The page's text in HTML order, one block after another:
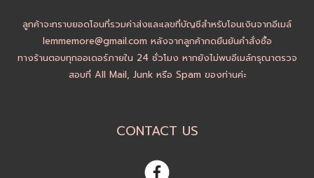
ลูกค้าจะทราบยอดโอนที่รวมค่าส่งและเลขที่บัญชีสำหรับโอนเงินจากอีเมล์
lemmemore@gmail.com หลังจากลูกค้ากดยืนยันคำสั่งซื้อ
ทางร้านตอบทุกออเดอร์ภายใน 24 ชั่วโมง หากยังไม่พบอีเมล์กรุณาตรวจ
สอบที่ All Mail, Junk หรือ Spam ของท่านค่ะ
CONTACT US